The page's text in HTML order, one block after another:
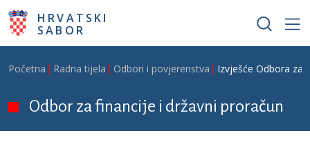
Skoči na glavni sadržaj
HRVATSKI
SABOR
Breadcrumb
Početna Radna tijela Odbori i povjerenstva Izvješće Odbora za
Odbor za financije i državni proračun